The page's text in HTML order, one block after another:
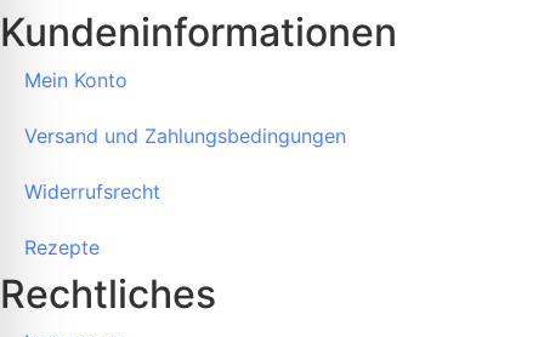
Kundeninformationen
Mein Konto
Versand und Zahlungsbedingungen
Widerrufsrecht
Rezepte
Rechtliches